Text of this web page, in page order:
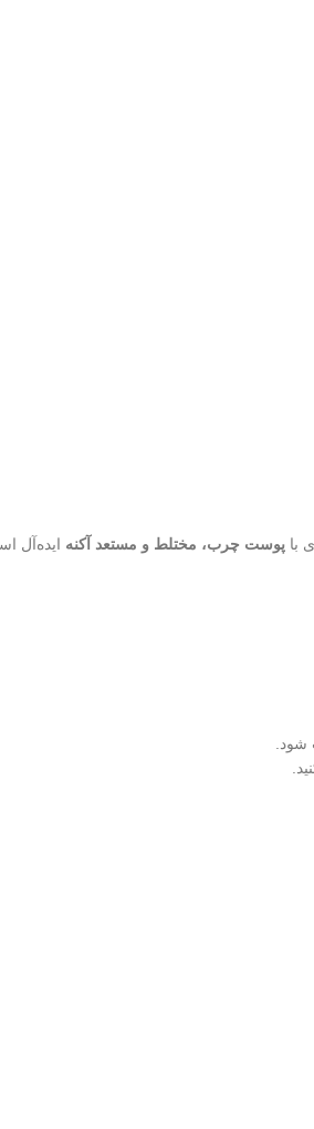
با پوست چرب، مختلط و مستعد آکنه ایده‌آل
شود.